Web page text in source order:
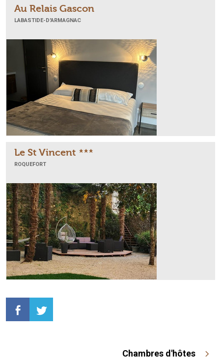
Au Relais Gascon
LABASTIDE-D'ARMAGNAC
Le St Vincent
ROQUEFORT
Chambres d'hôtes